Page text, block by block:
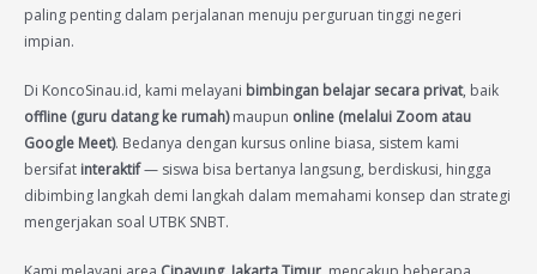
paling penting dalam perjalanan menuju perguruan tinggi negeri
impian.
Di KoncoSinau.id, kami melayani bimbingan belajar secara privat, baik
offline (guru datang ke rumah)maupun online (melalui Zoom atau
Google Meet). Bedanya dengan kursus online biasa, sistem kami
bersifat interaktif— siswa bisa bertanya langsung, berdiskusi, hingga
dibimbing langkah demi langkah dalam memahami konsep dan strategi
mengerjakan soal UTBK SNBT.